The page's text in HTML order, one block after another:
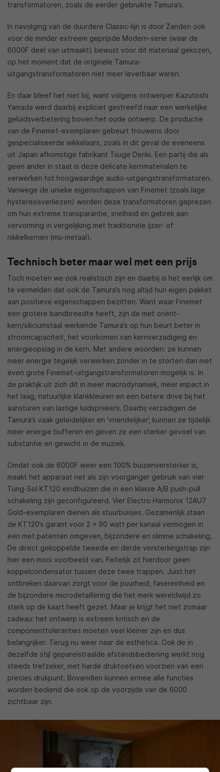
transformatoren, zoals de eerder gebruikte Tamura’s.
In navolging van de duurdere Classic-lijn is door Zanden ook
voor de minder extreem geprijsde Modern-serie (waar de
6000F deel van uitmaakt) bewust voor dit materiaal gekozen,
op het moment dat de originele Tamura-
uitgangstransformatoren niet meer leverbaar waren.
En daar bleef het niet bij, want volgens ontwerper Kazutoshi
Yamada werd daarbij expliciet gestreefd naar een werkelijke
geluidsverbetering boven het oude ontwerp. De productie
van de Finemet-exemplaren gebeurt trouwens door
gespecialiseerde wikkelaars, zoals in dit geval de eveneens
uit Japan afkomstige fabrikant Tsuge Denki. Een partij die als
geen ander in staat is deze delicate kernmaterialen te
verwerken tot hoogwaardige audio-uitgangstransformatoren.
Vanwege de unieke eigenschappen van Finemet (zoals lage
hysteresisverliezen) worden deze transformatoren geprezen
om hun extreme transparantie, snelheid en gebrek aan
vervorming in vergelijking met traditionele ijzer- of
nikkelkernen (mu-metaal).
Technisch beter maar wel met een prijs
Toch moeten we ook realistisch zijn en daarbij is het eerlijk om
te vermelden dat ook de Tamura’s nog altijd hun eigen pakket
aan positieve eigenschappen bezitten. Want waar Finemet
een grotere bandbreedte heeft, zijn de met oriënt-
kern/siliciumstaal werkende Tamura’s op hun beurt beter in
stroomcapaciteit, het voorkomen van kernverzadiging en
energieopslag in de kern. Met andere woorden: ze kunnen
meer energie tegelijk verwerken zonder in te storten dan met
even grote Finemet-uitgangstransformatoren mogelijk is. In
de praktijk uit zich dit in meer macrodynamiek, meer impact in
het laag, natuurlijke klankkleuren en een betere drive bij het
aansturen van lastige luidsprekers. Daarbij verzadigen de
Tamura’s vaak geleidelijker en ‘vriendelijker’, kunnen ze tijdelijk
meer energie bufferen en geven ze een sterker gevoel van
substantie en gewicht in de muziek.
Omdat ook de 6000F weer een 100% buizenversterker is,
maakt het apparaat net als zijn voorganger gebruik van vier
Tung-Sol KT120 eindbuizen die in een klasse A/B push-pull
schakeling zijn geconfigureerd. Vier Electro Harmonix 12AU7
Gold-exemplaren dienen als stuurbuisjes. Gezamenlijk staan
de KT120’s garant voor 2 x 90 watt per kanaal vermogen in
een met patenten omgeven, bijzondere en slimme schakeling.
De direct gekoppelde tweede en derde versterkingstrap zijn
hier een mooi voorbeeld van. Feitelijk zit hierdoor geen
koppelcondensator tussen deze twee trappen. Juist het
ontbreken daarvan zorgt voor de puurheid, fasereinheid en
de bijzondere microdetaillering die het merk wereldwijd zo
sterk op de kaart heeft gezet. Maar je krijgt het niet zomaar
cadeau: het ontwerp is extreem kritisch en de
componenttoleranties moeten veel kleiner zijn en dus
belangrijker. Terug nu weer naar de esthetica. Ook de in
dezelfde stijl geparelstraalde afstandsbediening werkt nog
steeds trefzeker, met harde druktoetsen voorzien van een
precies drukpunt. Bovendien kunnen ermee alle functies
worden bediend die ook op de voorzijde van de 6000
zichtbaar zijn.